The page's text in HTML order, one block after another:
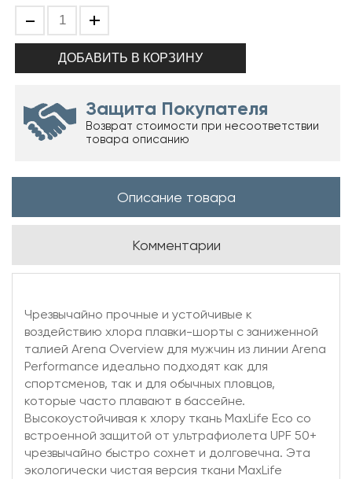
- +
Защита Покупателя
Возврат стоимости при несоответствии
товара описанию
Описание товара
Комментарии
Чрезвычайно прочные и устойчивые к
воздействию хлора плавки-шорты с заниженной
талией Arena Overview для мужчин из линии Arena
Performance идеально подходят как для
спортсменов, так и для обычных пловцов,
которые часто плавают в бассейне.
Высокоустойчивая к хлору ткань MaxLife Eco со
встроенной защитой от ультрафиолета UPF 50+
чрезвычайно быстро сохнет и долговечна. Эта
экологически чистая версия ткани MaxLife